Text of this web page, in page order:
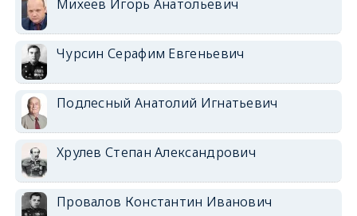
Михеев Игорь Анатольевич
Чурсин Серафим Евгеньевич
Подлесный Анатолий Игнатьевич
Хрулев Степан Александрович
Провалов Константин Иванович